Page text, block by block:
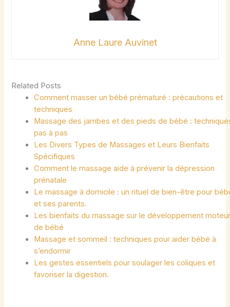
Anne Laure Auvinet
Related Posts
Comment masser un bébé prématuré : précautions et
techniques
Massage des jambes et des pieds de bébé :
pas à pas
Les Divers Types de Massages et Leurs Bienfaits
Spécifiques
Comment le massage aide à prévenir la dépression
prénatale
Le massage à domicile : un rituel de bien-être pour
et ses parents.
Les bienfaits du massage sur le développement
de bébé
Massage et sommeil : techniques pour aider bébé à
s’endormir
Les gestes essentiels pour soulager les coliques et
favoriser la digestion.